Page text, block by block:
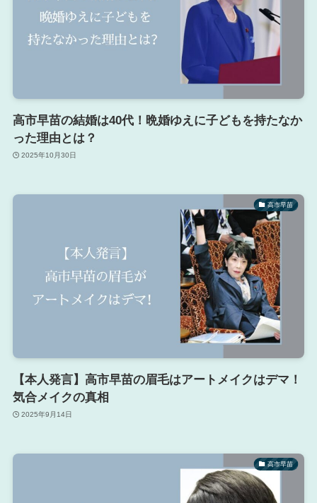
高市早苗の結婚は40代！晩婚ゆえに子どもを持たなか
った理由とは？
2025年10月30日
高市早苗
【本人発言】高市早苗の眉毛はアートメイクはデマ！
気合メイクの真相
2025年9月14日
高市早苗